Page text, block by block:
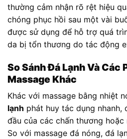
thường cảm nhận rõ rệt hiệu
chóng phục hồi sau một vài
được sử dụng để hỗ trợ quá
da bị tổn thương do tác động
So Sánh Đá Lạnh Và Các
Massage Khác
Khác với massage bằng nhiệt
lạnh phát huy tác dụng
đầu của các chấn thương
So với massage đá nóng, đá